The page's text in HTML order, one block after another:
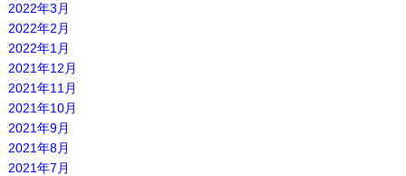
2022年3月
2022年2月
2022年1月
2021年12月
2021年11月
2021年10月
2021年9月
2021年8月
2021年7月